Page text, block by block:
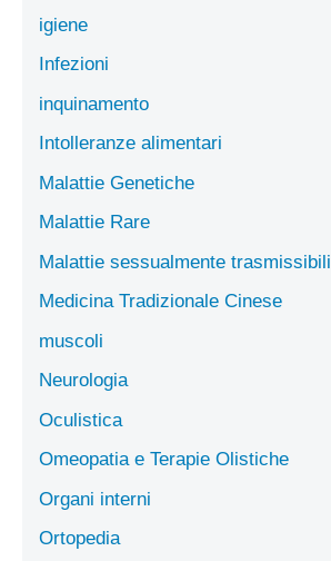
igiene
Infezioni
inquinamento
Intolleranze alimentari
Malattie Genetiche
Malattie Rare
Malattie sessualmente trasmissibili
Medicina Tradizionale Cinese
muscoli
Neurologia
Oculistica
Omeopatia e Terapie Olistiche
Organi interni
Ortopedia